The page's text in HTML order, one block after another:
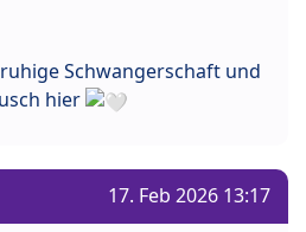
Schwangerschaft und
hier
17. Feb 2026 13:17